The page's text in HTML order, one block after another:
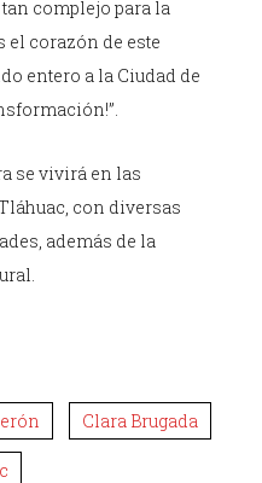
complejo para la
el corazón de este
entero a la Ciudad de
se vivirá en las
con diversas
además de la
Clara Brugada